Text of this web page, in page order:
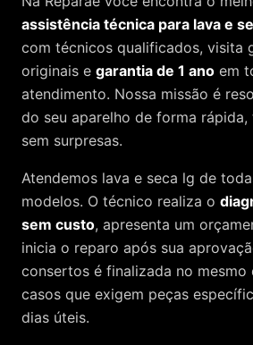
assistência técnica para lava e
com técnicos qualificados, visita
originais e garantia de 1 ano em
atendimento. Nossa missão é
do seu aparelho de forma rápida,
sem surpresas.
Atendemos lava e seca lg de
modelos. O técnico realiza o
sem custo, apresenta um
inicia o reparo após sua
consertos é finalizada no mesmo
casos que exigem peças
dias úteis.